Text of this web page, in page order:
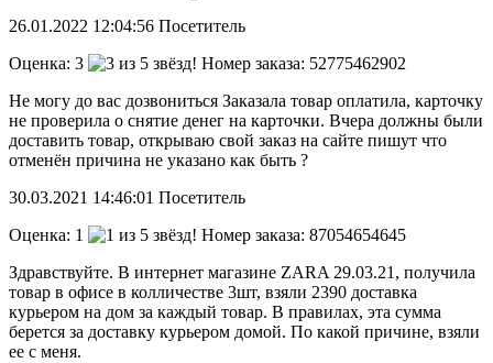
26.01.2022 12:04:56 Посетитель
Оценка: 3
Номер заказа: 52775462902
Не могу до вас дозвониться Заказала товар оплатила, карточку
не проверила о снятие денег на карточки. Вчера должны были
доставить товар, открываю свой заказ на сайте пишут что
отменён причина не указано как быть ?
30.03.2021 14:46:01 Посетитель
Оценка: 1
Номер заказа: 87054654645
Здравствуйте. В интернет магазине ZARA 29.03.21, получила
товар в офисе в колличестве 3шт, взяли 2390 доставка
курьером на дом за каждый товар. В правилах, эта сумма
берется за доставку курьером домой. По какой причине, взяли
ее с меня.